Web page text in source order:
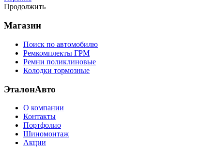
Продолжить
Магазин
Поиск по автомобилю
Ремкомплекты ГРМ
Ремни поликлиновые
Колодки тормозные
ЭталонАвто
О компании
Контакты
Портфолио
Шиномонтаж
Акции